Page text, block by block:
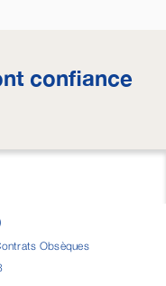
confiance
Obsèques